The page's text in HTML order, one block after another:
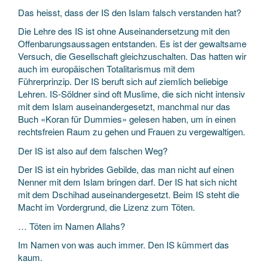
Das heisst, dass der IS den Islam falsch verstanden hat?
Die Lehre des IS ist ohne Auseinandersetzung mit den
Offenbarungsaussagen entstanden. Es ist der gewaltsame
Versuch, die Gesellschaft gleichzuschalten. Das hatten wir
auch im europäischen Totalitarismus mit dem
Führerprinzip. Der IS beruft sich auf ziemlich beliebige
Lehren. IS-Söldner sind oft Muslime, die sich nicht intensiv
mit dem Islam auseinandergesetzt, manchmal nur das
Buch «Koran für Dummies» gelesen haben, um in einen
rechtsfreien Raum zu gehen und Frauen zu vergewaltigen.
Der IS ist also auf dem falschen Weg?
Der IS ist ein hybrides Gebilde, das man nicht auf einen
Nenner mit dem Islam bringen darf. Der IS hat sich nicht
mit dem Dschihad auseinandergesetzt. Beim IS steht die
Macht im Vordergrund, die Lizenz zum Töten.
… Töten im Namen Allahs?
Im Namen von was auch immer. Den IS kümmert das
kaum.